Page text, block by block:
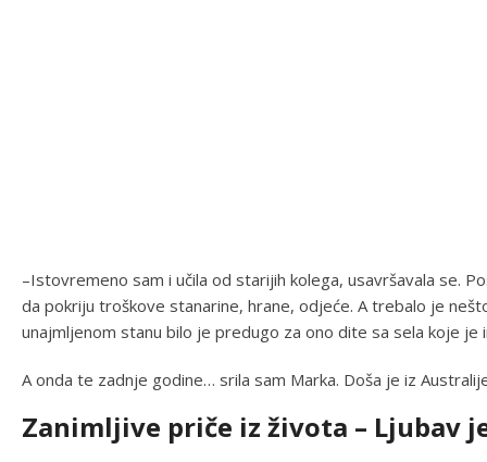
–Istovremeno sam i učila od starijih kolega, usavršavala se.
da pokriju troškove stanarine, hrane, odjeće. A trebalo je
unajmljenom stanu bilo je predugo za ono dite sa sela koje je
A onda te zadnje godine… srila sam Marka. Doša je iz
Zanimljive priče iz života – Ljubav